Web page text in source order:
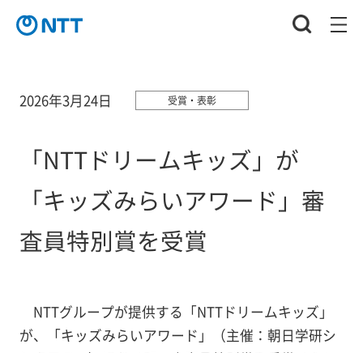
2026年3月24日 受賞・表彰
「NTTドリームキッズ」が
「キッズみらいアワード」審
査員特別賞を受賞
NTTグループが提供する「NTTドリームキッズ」
が、「キッズみらいアワード」（主催：朝日学研シ